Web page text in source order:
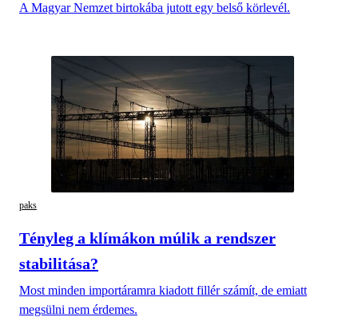
A Magyar Nemzet birtokába jutott egy belső körlevél.
paks
Tényleg a klímákon múlik a rendszer
stabilitása?
Most minden importáramra kiadott fillér számít, de emiatt
megsülni nem érdemes.